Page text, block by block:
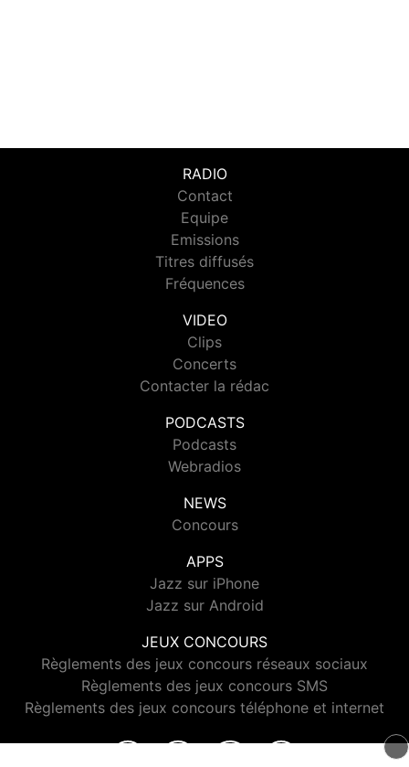
RADIO
Contact
Equipe
Emissions
Titres diffusés
Fréquences
VIDEO
Clips
Concerts
Contacter la rédac
PODCASTS
Podcasts
Webradios
NEWS
Concours
APPS
Jazz sur iPhone
Jazz sur Android
JEUX CONCOURS
Règlements des jeux concours réseaux sociaux
Règlements des jeux concours SMS
Règlements des jeux concours téléphone et internet